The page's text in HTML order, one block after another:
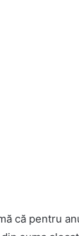
că pentru